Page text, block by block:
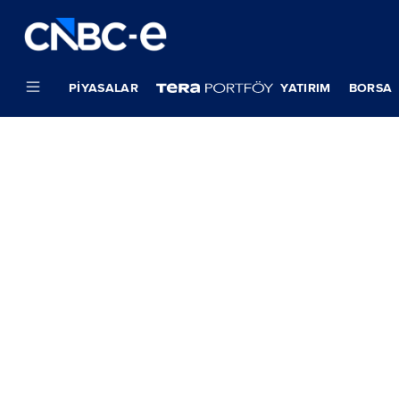
PIYASALAR YATIRIM BORSA